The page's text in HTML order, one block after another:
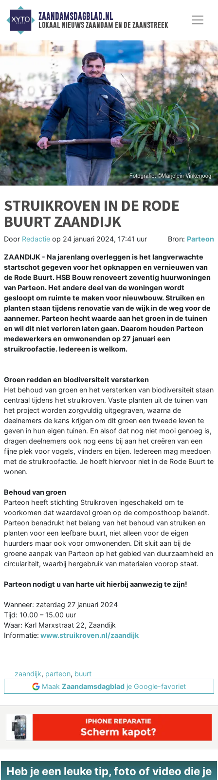
ZAANDAMSDAGBLAD.NL
lokaal nieuws zaandam en de zaanstreek
STRUIKROVEN IN DE RODE
BUURT ZAANDIJK
Door Redactie op 24 januari 2024, 17:41 uur Bron: Parteon
ZAANDIJK - Na jarenlang overleggen is het langverwachte
startschot gegeven voor het opknappen en vernieuwen van
de Rode Buurt. HSB Bouw renoveert zeventig huurwoningen
van Parteon. Het andere deel van de woningen wordt
gesloopt om ruimte te maken voor nieuwbouw. Struiken en
planten staan tijdens renovatie van de wijk in de weg voor de
aannemer. Parteon hecht waarde aan het groen in de tuinen
en wil dit niet verloren laten gaan. Daarom houden Parteon
medewerkers en omwonenden op 27 januari een
struikroofactie. Iedereen is welkom.
Groen redden en biodiversiteit versterken
Het behoud van groen en het versterken van biodiversiteit staan
centraal tijdens het struikroven. Vaste planten uit de tuinen van
het project worden zorgvuldig uitgegraven, waarna de
deelnemers de kans krijgen om dit groen een tweede leven te
geven in hun eigen tuinen. En alsof dat nog niet mooi genoeg is,
dragen deelnemers ook nog eens bij aan het creëren van een
fijne plek voor vogels, vlinders en bijen. Iedereen mag meedoen
met de struikroofactie. Je hoeft hiervoor niet in de Rode Buurt te
wonen.
Behoud van groen
Parteon heeft stichting Struikroven ingeschakeld om te
voorkomen dat waardevol groen op de composthoop belandt.
Parteon benadrukt het belang van het behoud van struiken en
planten voor een leefbare buurt, niet alleen voor de eigen
huurders maar ook voor omwonenden. Dit sluit aan bij de
groene aanpak van Parteon op het gebied van duurzaamheid en
circulariteit, waarbij hergebruik van materialen voorop staat.
Parteon nodigt u van harte uit hierbij aanwezig te zijn!
Wanneer: zaterdag 27 januari 2024
Tijd: 10.00 – 15.00 uur
Waar: Karl Marxstraat 22, Zaandijk
Informatie: www.struikroven.nl/zaandijk
zaandijk, parteon, buurt
Maak Zaandamsdagblad je Google-favoriet
Heb je een leuke tip, foto of video die je